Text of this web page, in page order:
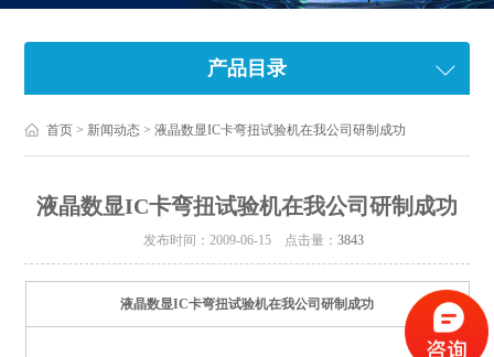
产品目录
首页 > 新闻动态 > 液晶数显IC卡弯扭试验机在我公司研制成功
液晶数显IC卡弯扭试验机在我公司研制成功
发布时间：2009-06-15 点击量： 3843
+
液晶数显IC卡弯扭试验机在我公司研制成功